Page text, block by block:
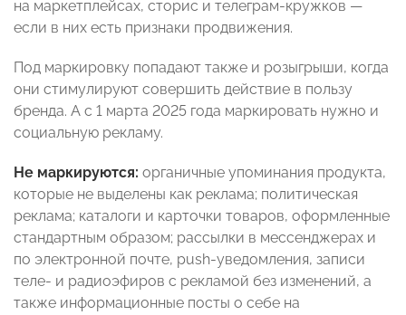
на маркетплейсах, сторис и телеграм-кружков —
если в них есть признаки продвижения.
Под маркировку попадают также и розыгрыши, когда
они стимулируют совершить действие в пользу
бренда. А с 1 марта 2025 года маркировать нужно и
социальную рекламу.
Не маркируются: органичные упоминания продукта,
которые не выделены как реклама; политическая
реклама; каталоги и карточки товаров, оформленные
стандартным образом; рассылки в мессенджерах и
по электронной почте, push-уведомления, записи
теле- и радиоэфиров с рекламой без изменений, а
также информационные посты о себе на